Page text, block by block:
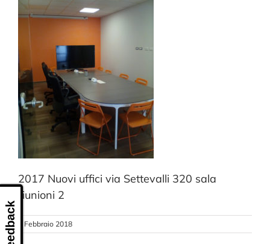
2017 Nuovi uffici via Settevalli 320 sala
riunioni 2
8 Febbraio 2018
Feedback